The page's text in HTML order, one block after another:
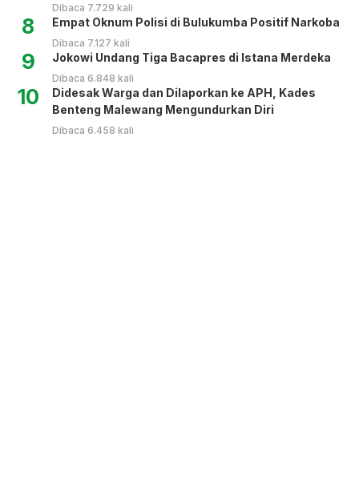
Dibaca 7.729 kali
8 Empat Oknum Polisi di Bulukumba Positif Narkoba
Dibaca 7.127 kali
9 Jokowi Undang Tiga Bacapres di Istana Merdeka
Dibaca 6.848 kali
10
Didesak Warga dan Dilaporkan ke APH, Kades
Benteng Malewang Mengundurkan Diri
Dibaca 6.458 kali